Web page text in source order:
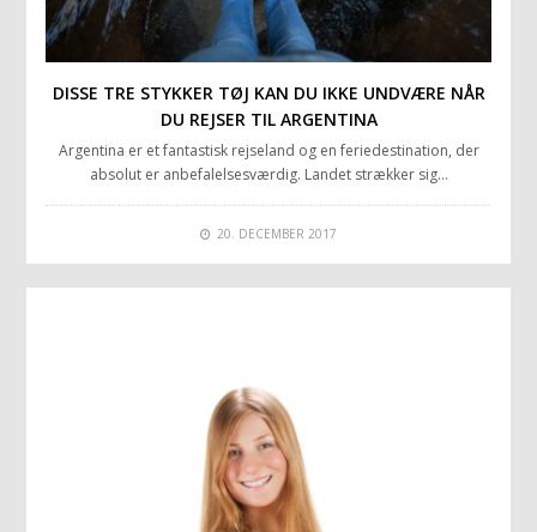
DISSE TRE STYKKER TØJ KAN DU IKKE UNDVÆRE NÅR
DU REJSER TIL ARGENTINA
Argentina er et fantastisk rejseland og en feriedestination, der
absolut er anbefalelsesværdig. Landet strækker sig…
20. DECEMBER 2017